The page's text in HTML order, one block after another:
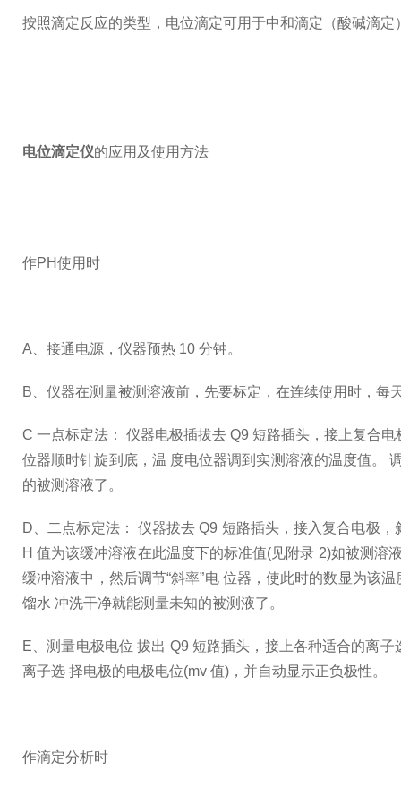
按照滴定反应的类型，电位滴定可用于中和滴定（酸碱滴
电位滴定仪的应用及使用方法
作PH使用时
A、接通电源，仪器预热 10 分钟。
B、仪器在测量被测溶液前，先要标定，在连续使用时，
C 一点标定法： 仪器电极插拔去 Q9 短路插头，接上复合
位器顺时针旋到底，温 度电位器调到实测溶液的温度值。
的被测溶液了。
D、二点标定法： 仪器拔去 Q9 短路插头，接入复合电极
H 值为该缓冲溶液在此温度下的标准值(见附录 2)如被测溶
缓冲溶液中，然后调节“斜率”电 位器，使此时的数显为该
馏水 冲洗干净就能测量未知的被测液了。
E、测量电极电位 拔出 Q9 短路插头，接上各种适合的离子
离子选 择电极的电极电位(mv 值)，并自动显示正负极性。
作滴定分析时